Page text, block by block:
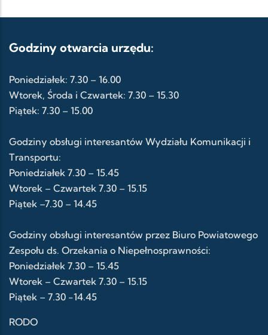
Godziny otwarcia urzędu:
Poniedziałek: 7.30 – 16.00
Wtorek, Środa i Czwartek: 7.30 – 15.30
Piątek: 7.30 – 15.00
Godziny obsługi interesantów Wydziału Komunikacji i
Transportu:
Poniedziałek 7.30 – 15.45
Wtorek – Czwartek 7.30 – 15.15
Piątek –7.30 – 14.45
Godziny obsługi interesantów przez Biuro Powiatowego
Zespołu ds. Orzekania o Niepełnosprawności:
Poniedziałek 7.30 – 15.45
Wtorek – Czwartek 7.30 – 15.15
Piątek – 7.30 -14.45
RODO